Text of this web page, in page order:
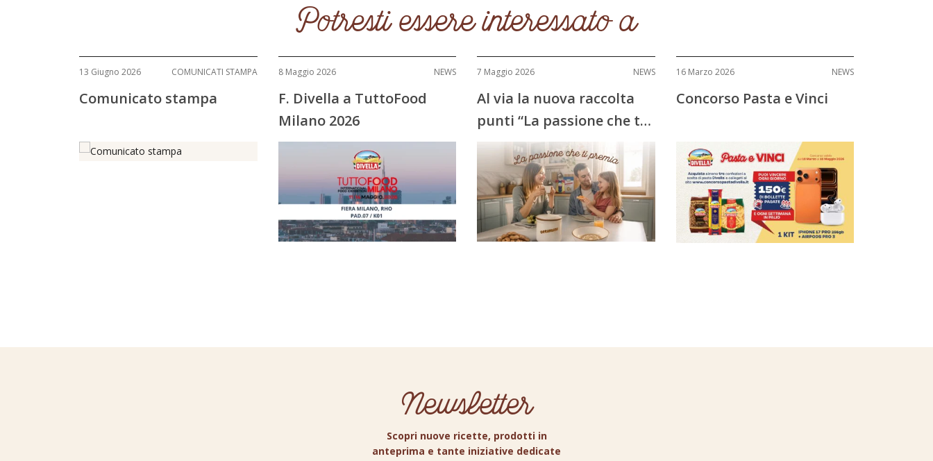
Potresti essere interessato a
13 Giugno 2026 COMUNICATI STAMPA
Comunicato stampa
8 Maggio 2026 NEWS
F. Divella a TuttoFood
Milano 2026
7 Maggio 2026 NEWS
Al via la nuova raccolta
punti “La passione che ti
premia”
16 Marzo 2026 NEWS
Concorso Pasta e Vinci
Newsletter
Scopri nuove ricette, prodotti in
anteprima e tante iniziative dedicate